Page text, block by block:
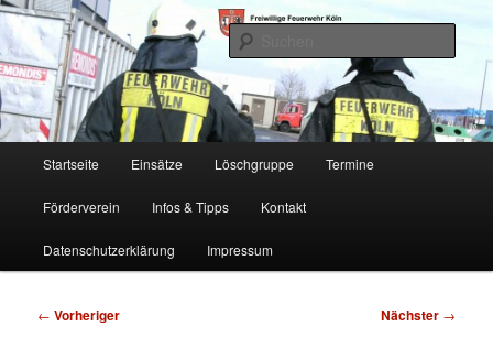
Zum
primären
Inhalt
springenFF Köln, LG RD
Freiwillige Feuerwehr Köln, Löschgruppe Rodenkirchen
Startseite Einsätze Löschgruppe Termine
Förderverein Infos & Tipps Kontakt
Datenschutzerklärung Impressum
Beitragsnavigation
← Vorheriger Nächster →